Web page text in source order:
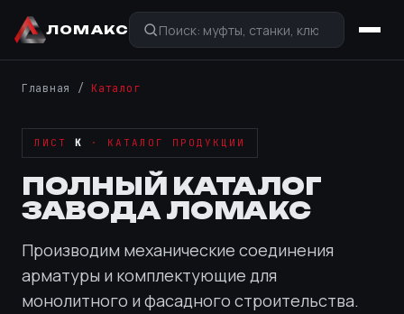
ЛОМАКС
Главная /Каталог
ЛИСТ К · КАТАЛОГ ПРОДУКЦИИ
ПОЛНЫЙ КАТАЛОГ
ЗАВОДА ЛОМАКС
Производим механические соединения
арматуры и комплектующие для
монолитного и фасадного строительства.